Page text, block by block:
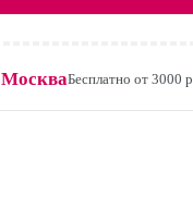
МоскваБесплатно от 3000 р.